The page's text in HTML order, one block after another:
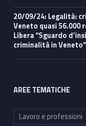
20/09/24: Legalità: crimine proliferato in pandemia, in
Veneto quasi 56.000
Libera “Sguardo
criminalità in Veneto”
AREE TEMATICHE
Lavoro e professioni